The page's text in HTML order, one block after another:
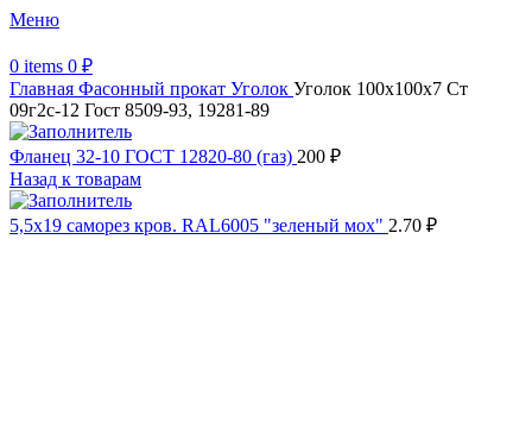
Меню
0 items 0 ₽
Главная Фасонный прокат Уголок Уголок 100х100х7 Ст
09г2с-12 Гост 8509-93, 19281-89
Фланец 32-10 ГОСТ 12820-80 (газ) 200 ₽
Назад к товарам
5,5х19 cаморез кров. RAL6005 "зеленый мох" 2.70 ₽